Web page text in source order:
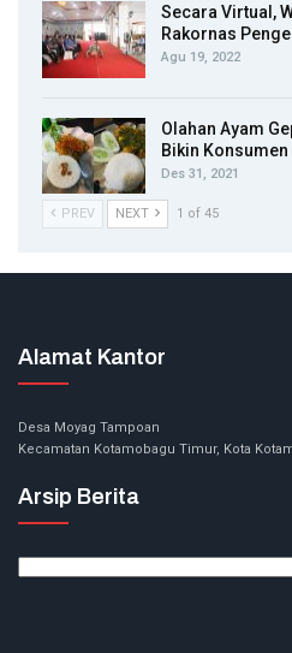
Secara Virtual,
Rakornas
Agu 19, 2022
Olahan Ayam
Bikin
Des 31, 2021
PREV NEXT 1 of 45
Alamat Kantor
Desa Moyag Tampoan
Kecamatan Kotamobagu Timur, Kota
Arsip Berita